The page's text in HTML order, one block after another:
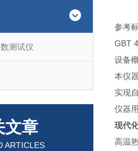
测试仪
文章
ARTICLES
参考
GBT
设备
本仪
实现
仪器
现代
高温